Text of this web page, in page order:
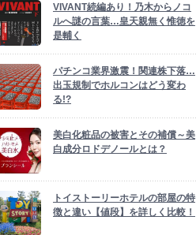
VIVANT続編あり！乃木からノコ
ルへ謎の言葉…皇天親無く惟徳を
是輔く
パチンコ業界激震！関連株下落…
出玉規制でホルコンはどう変わ
る!?
美白化粧品の被害とその補償～美
白成分ロドデノールとは？
トイストーリーホテルの部屋の特
徴と違い【値段】を詳しく比較！